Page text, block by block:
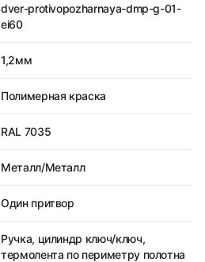
dver-protivopozharnaya-dmp-g-01-
ei60
1,2мм
Полимерная краска
RAL 7035
Металл/Металл
Один притвор
Ручка, цилиндр ключ/ключ,
термолента по периметру полотна